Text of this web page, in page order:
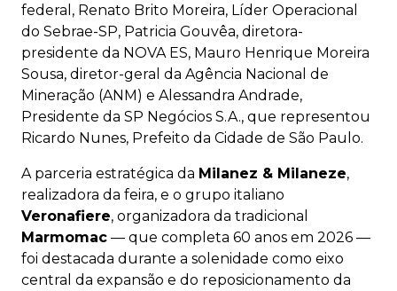
federal, Renato Brito Moreira, Líder Operacional
do Sebrae-SP, Patricia Gouvêa, diretora-
presidente da NOVA ES, Mauro Henrique Moreira
Sousa, diretor-geral da Agência Nacional de
Mineração (ANM) e Alessandra Andrade,
Presidente da SP Negócios S.A., que representou
Ricardo Nunes, Prefeito da Cidade de São Paulo.
A parceria estratégica da Milanez & Milaneze,
realizadora da feira, e o grupo italiano
Veronafiere, organizadora da tradicional
Marmomac — que completa 60 anos em 2026 —
foi destacada durante a solenidade como eixo
central da expansão e do reposicionamento da